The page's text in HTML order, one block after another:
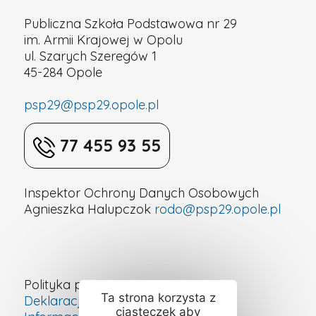
Publiczna Szkoła Podstawowa nr 29
im. Armii Krajowej w Opolu
ul. Szarych Szeregów 1
45-284 Opole
psp29@psp29.opole.pl
77 455 93 55
Inspektor Ochrony Danych Osobowych
Agnieszka Halupczok rodo@psp29.opole.pl
Polityka prywatności
Deklaracja dostępności cyfrowej
Ta strona korzysta z
ciasteczek aby